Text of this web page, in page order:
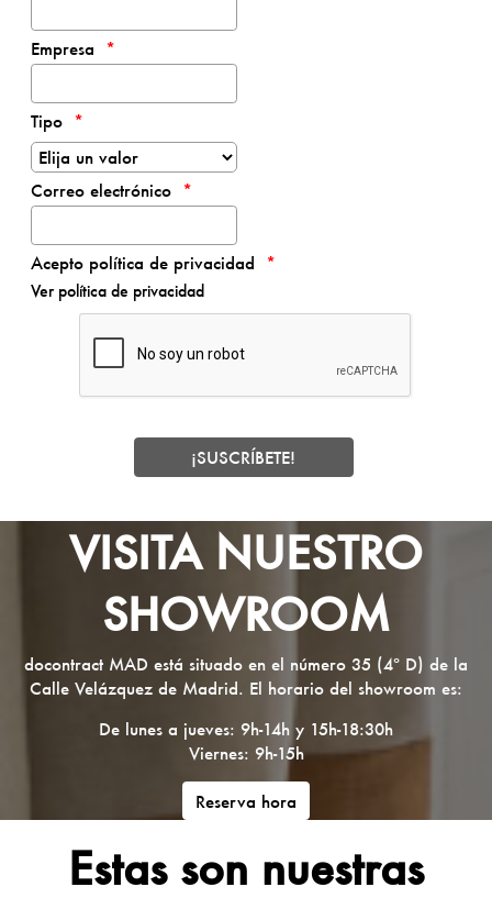
Empresa
Tipo
Correo electrónico
Acepto política de privacidad
Ver política de privacidad
VISITA NUESTRO
SHOWROOM
docontract MAD está situado en el número 35 (4º D) de la
Calle Velázquez de Madrid. El horario del showroom es:
De lunes a jueves: 9h-14h y 15h-18:30h
Viernes: 9h-15h
Reserva hora
Estas son nuestras